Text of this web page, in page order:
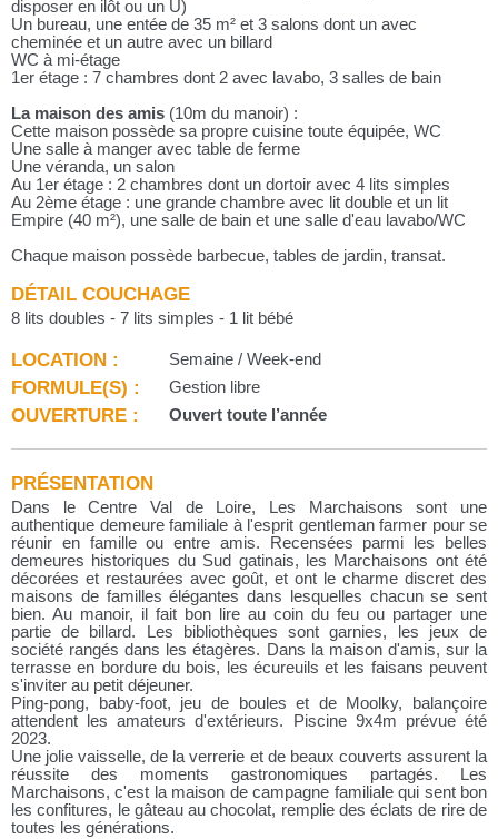
disposer en ilôt ou un U)
Un bureau, une entée de 35 m² et 3 salons dont un avec
cheminée et un autre avec un billard
WC à mi-étage
1er étage : 7 chambres dont 2 avec lavabo, 3 salles de bain
La maison des amis (10m du manoir) :
Cette maison possède sa propre cuisine toute équipée, WC
Une salle à manger avec table de ferme
Une véranda, un salon
Au 1er étage : 2 chambres dont un dortoir avec 4 lits simples
Au 2ème étage : une grande chambre avec lit double et un lit
Empire (40 m²), une salle de bain et une salle d'eau lavabo/WC
Chaque maison possède barbecue, tables de jardin, transat.
DÉTAIL COUCHAGE
8 lits doubles - 7 lits simples - 1 lit bébé
LOCATION : Semaine / Week-end
FORMULE(S) : Gestion libre
OUVERTURE : Ouvert toute l’année
PRÉSENTATION
Dans le Centre Val de Loire, Les Marchaisons sont une
authentique demeure familiale à l'esprit gentleman farmer pour se
réunir en famille ou entre amis. Recensées parmi les belles
demeures historiques du Sud gatinais, les Marchaisons ont été
décorées et restaurées avec goût, et ont le charme discret des
maisons de familles élégantes dans lesquelles chacun se sent
bien. Au manoir, il fait bon lire au coin du feu ou partager une
partie de billard. Les bibliothèques sont garnies, les jeux de
société rangés dans les étagères. Dans la maison d'amis, sur la
terrasse en bordure du bois, les écureuils et les faisans peuvent
s'inviter au petit déjeuner.
Ping-pong, baby-foot, jeu de boules et de Moolky, balançoire
attendent les amateurs d'extérieurs. Piscine 9x4m prévue été
2023.
Une jolie vaisselle, de la verrerie et de beaux couverts assurent la
réussite des moments gastronomiques partagés. Les
Marchaisons, c'est la maison de campagne familiale qui sent bon
les confitures, le gâteau au chocolat, remplie des éclats de rire de
toutes les générations.